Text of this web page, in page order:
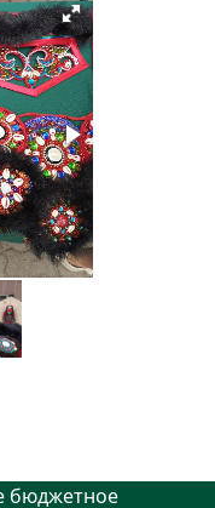
бюджетное